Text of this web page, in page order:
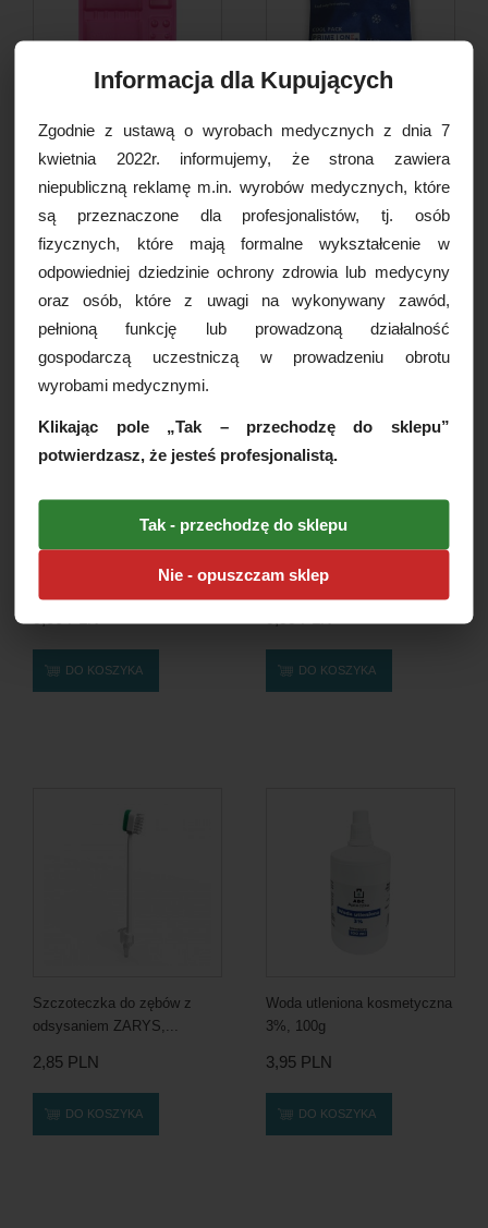
różowe, plastikowe, 1szt.
DO KOSZYKA
(14x18cm) AKZENTA, 1szt.
DO KOSZYKA
metalowa, rozm. M,...
DO KOSZYKA
drewniane, jałowe,...
DO KOSZYKA
Szczoteczka do zębów z
odsysaniem ZARYS,...
2,85 PLN
DO KOSZYKA
Woda utleniona kosmetyczna
3%, 100g
3,95 PLN
DO KOSZYKA
Informacja dla Kupujących
Zgodnie z ustawą o wyrobach medycznych z dnia 7
kwietnia 2022r. informujemy, że strona zawiera
niepubliczną reklamę m.in. wyrobów medycznych, które
są przeznaczone dla profesjonalistów, tj. osób
fizycznych, które mają formalne wykształcenie w
odpowiedniej dziedzinie ochrony zdrowia lub medycyny
oraz osób, które z uwagi na wykonywany zawód,
pełnioną funkcję lub prowadzoną działalność
gospodarczą uczestniczą w prowadzeniu obrotu
wyrobami medycznymi.
Klikając pole „Tak – przechodzę do sklepu”
potwierdzasz, że jesteś profesjonalistą.
Tak - przechodzę do sklepu
Nie - opuszczam sklep